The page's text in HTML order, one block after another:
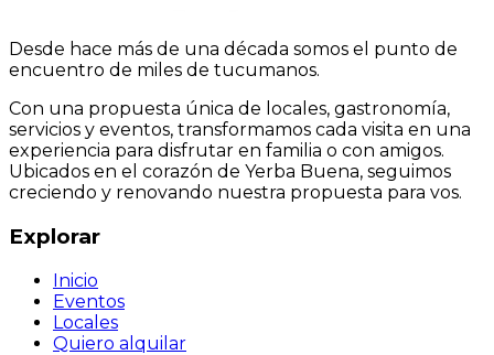
Desde hace más de una década somos el punto de
encuentro de miles de tucumanos.
Con una propuesta única de locales, gastronomía,
servicios y eventos, transformamos cada visita en una
experiencia para disfrutar en familia o con amigos.
Ubicados en el corazón de Yerba Buena, seguimos
creciendo y renovando nuestra propuesta para vos.
Explorar
Inicio
Eventos
Locales
Quiero alquilar